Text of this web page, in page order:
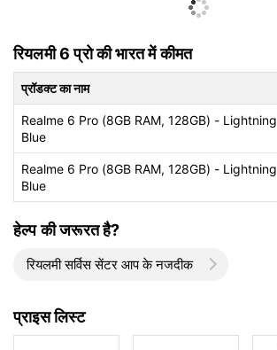
रियलमी 6 प्रो की भारत में कीमत
प्रॉडक्ट का नाम
Realme 6 Pro (8GB RAM, 128GB) - Lightning
Blue
Realme 6 Pro (8GB RAM, 128GB) - Lightning
Blue
हेल्प की जरूरत है?
रियलमी सर्विस सेंटर आप के नजदीक
प्राइस लिस्ट